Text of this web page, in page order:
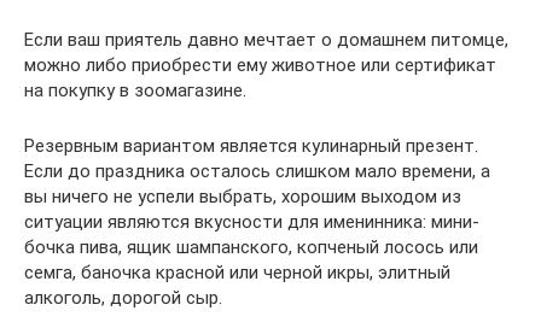
Если ваш приятель давно мечтает о домашнем питомце,
можно либо приобрести ему животное или сертификат
на покупку в зоомагазине.
Резервным вариантом является кулинарный презент.
Если до праздника осталось слишком мало времени, а
вы ничего не успели выбрать, хорошим выходом из
ситуации являются вкусности для именинника: мини-
бочка пива, ящик шампанского, копченый лосось или
семга, баночка красной или черной икры, элитный
алкоголь, дорогой сыр.